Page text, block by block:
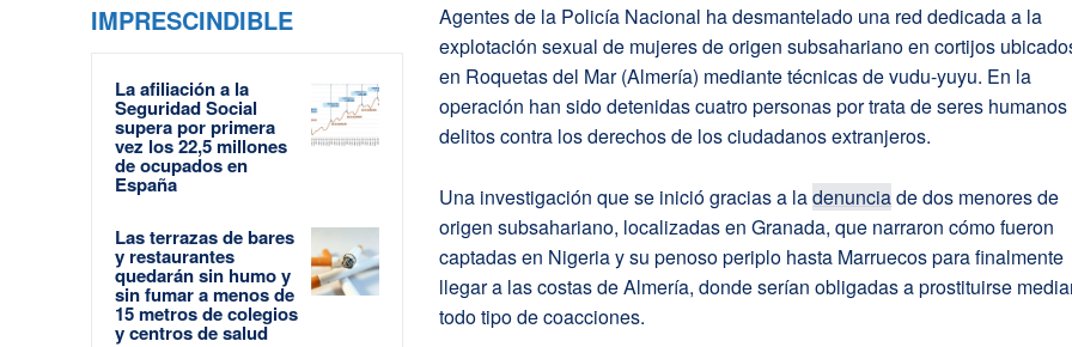
IMPRESCINDIBLE
La afiliación a la
Seguridad Social
supera por primera
vez los 22,5 millones
de ocupados en
España
Las terrazas de bares
y restaurantes
quedarán sin humo y
sin fumar a menos de
15 metros de colegios
y centros de salud
Agentes de la Policía Nacional ha desmantelado una red dedicada a la
explotación sexual de mujeres de origen subsahariano en cortijos
en Roquetas del Mar (Almería) mediante técnicas de vudu-yuyu. En la
operación han sido detenidas cuatro personas por trata de seres humanos
delitos contra los derechos de los ciudadanos extranjeros.
Una investigación que se inició gracias a ladenunciade dos menores de
origen subsahariano, localizadas en Granada, que narraron cómo fueron
captadas en Nigeria y su penoso periplo hasta Marruecos para finalmente
llegar a las costas de Almería, donde serían obligadas a prostituirse
todo tipo de coacciones.